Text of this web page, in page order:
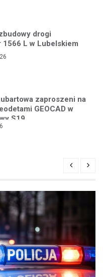
drogi
1566 L w Lubelskiem
zaproszeni na
GEOCAD w
S19